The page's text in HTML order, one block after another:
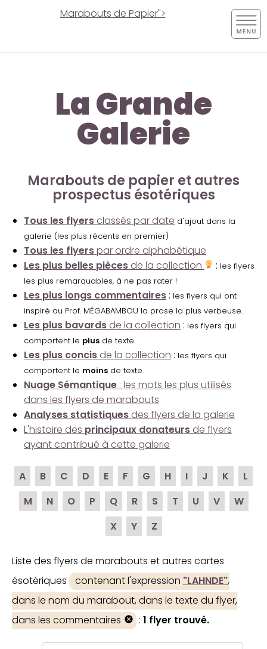
Marabouts de Papier">
La Grande
Galerie
Marabouts de papier et autres
prospectus ésotériques
Tous les flyers classés par date d'ajout dans la
galerie (les plus récents en premier)
Tous les flyerspar ordre alphabétique
Les plus belles pièces de la collection : les flyers
les plus remarquables, à ne pas rater !
Les plus longs commentaires : les flyers qui ont
inspiré au Prof. MÉGABAMBOU la prose la plus verbeuse.
Les plus bavards de la collection : les flyers qui
comportent le plus de texte.
Les plus concis de la collection : les flyers qui
comportent le moins de texte.
Nuage Sémantique : les mots les plus utilisés
dans les flyers de marabouts
Analyses statistiques des flyers de la galerie
L'histoire des principaux donateurs de flyers
ayant contribué à cette galerie
A B C D E F G H I J K
L
M
N O P Q R S T U V
W
X
Y Z
Liste des flyers de marabouts et autres cartes
ésotériques
contenant l'expression "LAHNDE",
dans le nom du marabout, dans le texte du flyer,
dans les commentaires
: 1 flyer trouvé.